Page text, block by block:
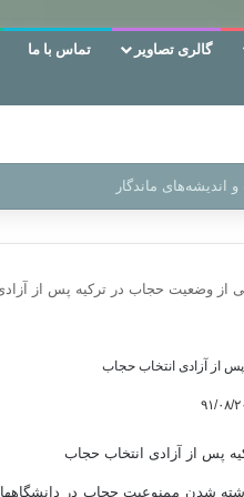
گالری تصاویر تماس با ما
از وضعیت حجاب در ترکیه پس از
از آزادی انتخاب حجاب
پس از آزادی انتخاب حجاب
شدن ممنوعیت حجاب در